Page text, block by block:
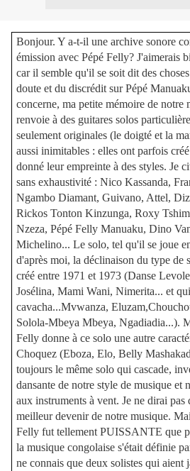
Bonjour. Y a-t-il une archive sonore
émission avec Pépé Felly? J'aimerais
car il semble qu'il se soit dit des
doute et du discrédit sur Pépé
concerne, ma petite mémoire de notre
renvoie à des guitares solos
seulement originales (le doigté et la
aussi inimitables : elles ont parfois
donné leur empreinte à des styles. Je
sans exhaustivité : Nico Kassanda,
Ngambo Diamant, Guivano, Attel,
Rickos Tonton Kinzunga, Roxy
Nzeza, Pépé Felly Manuaku, Dino
Michelino... Le solo, tel qu'il se joue
d'après moi, la déclinaison du type de
créé entre 1971 et 1973 (Danse
Josélina, Mami Wani, Nimerita... et
cavacha...Mvwanza,
Solola-Mbeya Mbeya, Ngadiadia...).
Felly donne à ce solo une autre
Choquez (Eboza, Elo, Belly
toujours le même solo qui cascade,
dansante de notre style de musique et
aux instruments à vent. Je ne dirai
meilleur devenir de notre musique.
Felly fut tellement PUISSANTE que
la musique congolaise s'était définie
ne connais que deux solistes qui aient